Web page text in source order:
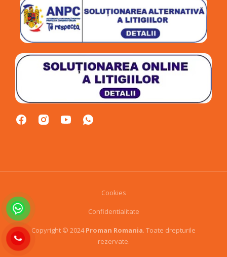
Copyright © 2024Proman Romania. Toate drepturile
rezervate.
Cookies
Confidentialitate